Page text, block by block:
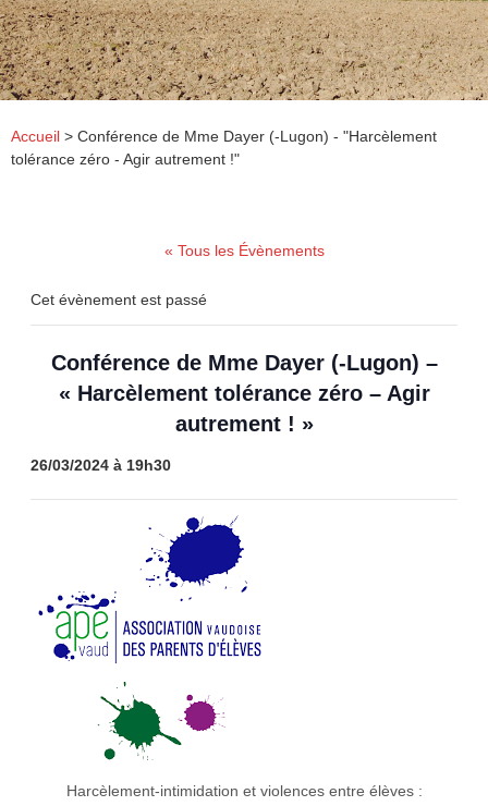
Accueil > Conférence de Mme Dayer (-Lugon) - "Harcèlement
tolérance zéro - Agir autrement !"
« Tous les Évènements
Cet évènement est passé
Conférence de Mme Dayer (-Lugon) –
« Harcèlement tolérance zéro – Agir
autrement ! »
26/03/2024 à 19h30
Harcèlement-intimidation et violences entre élèves :